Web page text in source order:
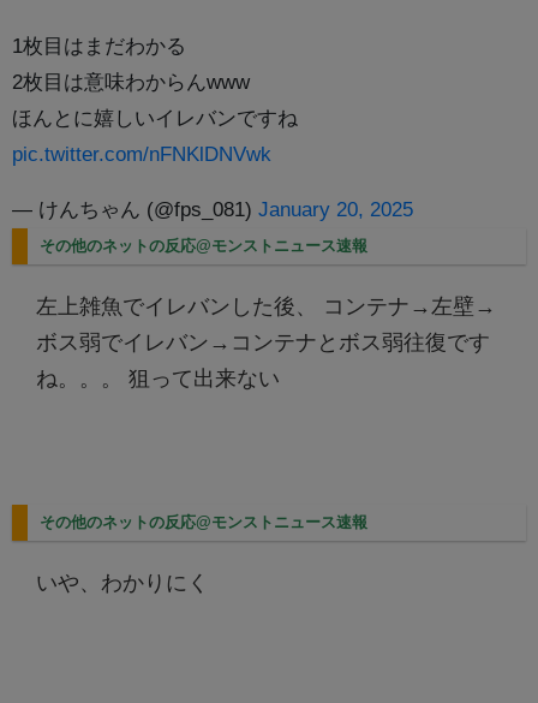
1枚目はまだわかる
2枚目は意味わからんwww
ほんとに嬉しいイレバンですね
pic.twitter.com/nFNKlDNVwk
— けんちゃん (@fps_081) January 20, 2025
その他のネットの反応@モンストニュース速報
左上雑魚でイレバンした後、 コンテナ→左壁→
ボス弱でイレバン→コンテナとボス弱往復です
ね。。。 狙って出来ない
その他のネットの反応@モンストニュース速報
いや、わかりにく